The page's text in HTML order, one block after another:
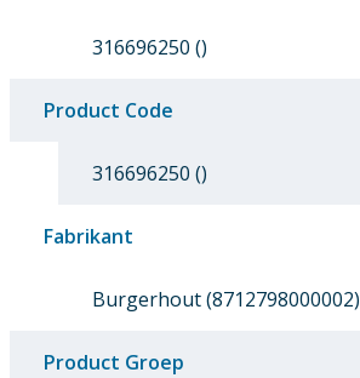
316696250 ()
Product Code
316696250 ()
Fabrikant
Burgerhout (8712798000002)
Product Groep